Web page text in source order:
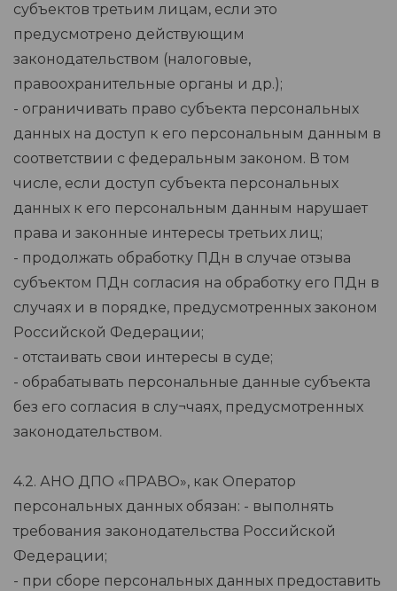
субъектов третьим лицам, если это
предусмотрено действующим
законодательством (налоговые,
правоохранительные органы и др.);
- ограничивать право субъекта персональных
данных на доступ к его персональным данным в
соответствии с федеральным законом. В том
числе, если доступ субъекта персональных
данных к его персональным данным нарушает
права и законные интересы третьих лиц;
- продолжать обработку ПДн в случае отзыва
субъектом ПДн согласия на обработку его ПДн в
случаях и в порядке, предусмотренных законом
Российской Федерации;
- отстаивать свои интересы в суде;
- обрабатывать персональные данные субъекта
без его согласия в слу¬чаях, предусмотренных
законодательством.
4.2. АНО ДПО «ПРАВО», как Оператор
персональных данных обязан: - выполнять
требования законодательства Российской
Федерации;
- при сборе персональных данных предоставить